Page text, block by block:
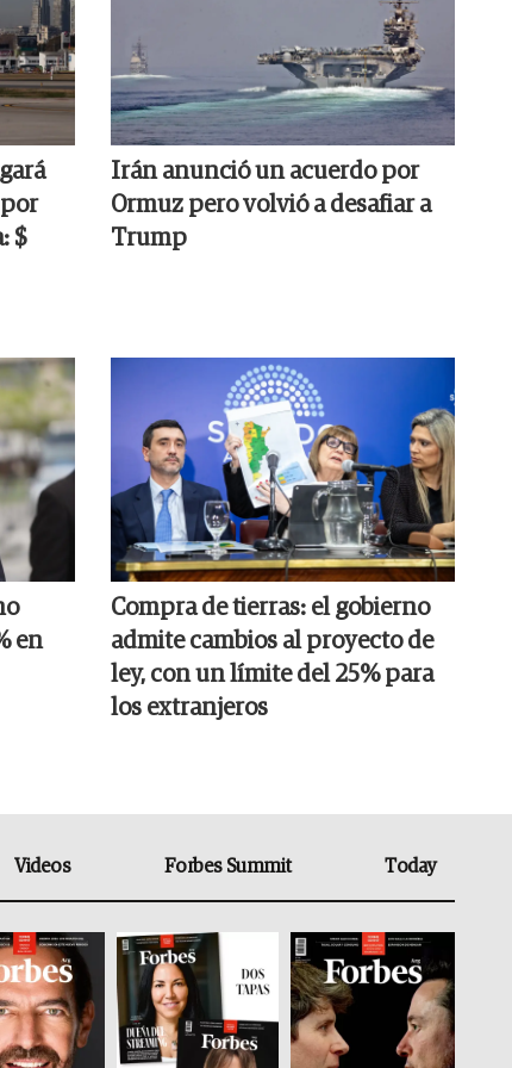
$
Irán anunció un acuerdo por
Ormuz pero volvió a desafiar a
Trump
en
Compra de tierras: el gobierno
admite cambios al proyecto de
ley, con un límite del 25% para
los extranjeros
Videos Forbes Summit Today